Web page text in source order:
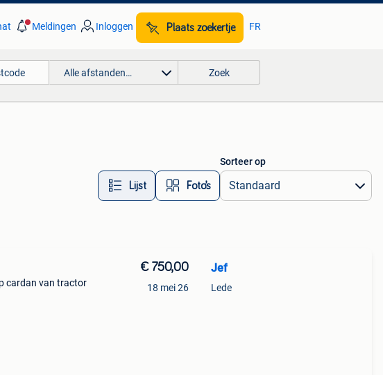
Meldingen Inloggen Plaats zoekertje FR
Alle afstanden… Zoek
Lijst Foto’s
Sorteer op
cardan van tractor
€ 750,00
18 mei 26
Jef
Lede